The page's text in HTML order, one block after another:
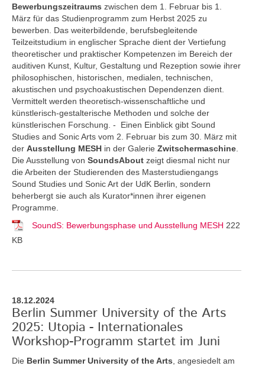
Bewerbungszeitraums zwischen dem 1. Februar bis 1.
März für das Studienprogramm zum Herbst 2025 zu
bewerben. Das weiterbildende, berufsbegleitende
Teilzeitstudium in englischer Sprache dient der Vertiefung
theoretischer und praktischer Kompetenzen im Bereich der
auditiven Kunst, Kultur, Gestaltung und Rezeption sowie ihrer
philosophischen, historischen, medialen, technischen,
akustischen und psychoakustischen Dependenzen dient.
Vermittelt werden theoretisch-wissenschaftliche und
künstlerisch-gestalterische Methoden und solche der
künstlerischen Forschung. - Einen Einblick gibt Sound
Studies and Sonic Arts vom 2. Februar bis zum 30. März mit
der Ausstellung MESH in der Galerie Zwitschermaschine
Die Ausstellung von SoundsAbout zeigt diesmal nicht nur
die Arbeiten der Studierenden des Masterstudiengangs
Sound Studies und Sonic Art der UdK Berlin, sondern
beherbergt sie auch als Kurator*innen ihrer eigenen
Programme.
SoundS: Bewerbungsphase und Ausstellung MESH 222
KB
18.12.2024
Berlin Summer University of the Arts
2025: Utopia - Internationales
Workshop-Programm startet im Juni
Die Berlin Summer University of the Arts , angesiedelt am